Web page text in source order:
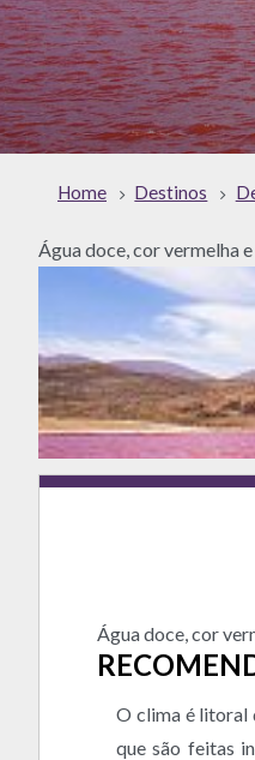
Home Destinos
Água doce, cor vermelha
Água doce, cor
O clima é litoral
que são feitas